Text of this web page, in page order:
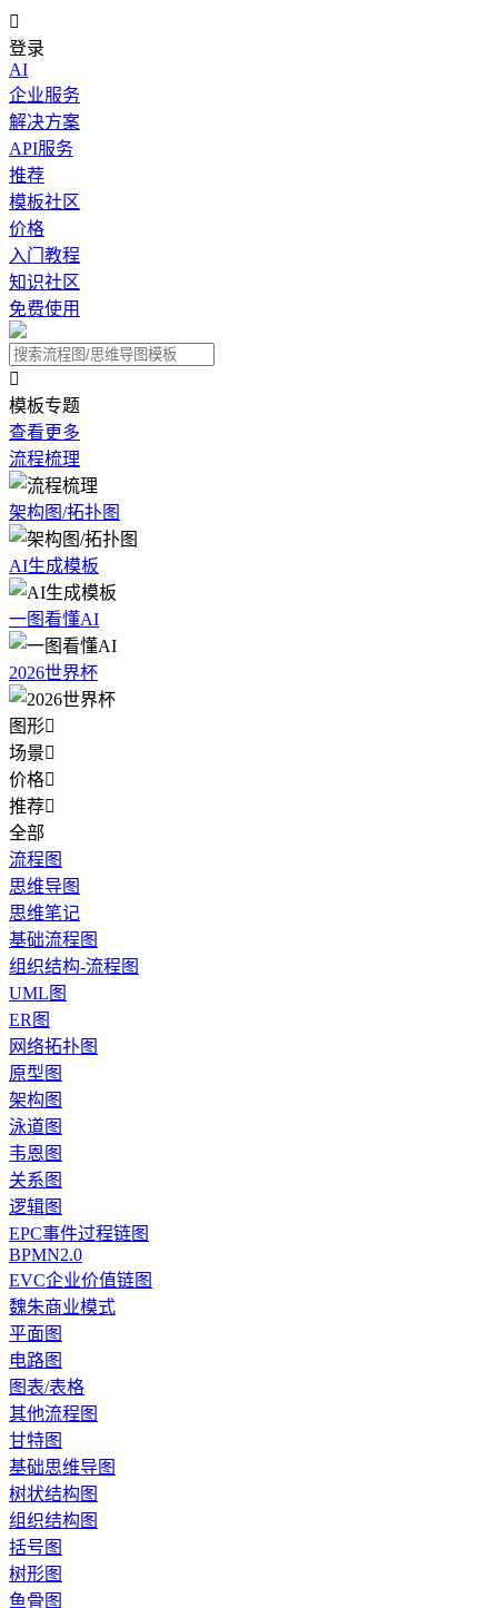

登录
AI
企业服务
解决方案
API服务
推荐
模板社区
价格
入门教程
知识社区
免费使用

模板专题
查看更多
流程梳理
架构图/拓扑图
AI生成模板
一图看懂AI
2026世界杯
图形
场景
价格
推荐
全部
流程图
思维导图
思维笔记
基础流程图
组织结构-流程图
UML图
ER图
网络拓扑图
原型图
架构图
泳道图
韦恩图
关系图
逻辑图
EPC事件过程链图
BPMN2.0
EVC企业价值链图
魏朱商业模式
平面图
电路图
图表/表格
其他流程图
甘特图
基础思维导图
树状结构图
组织结构图
括号图
树形图
鱼骨图